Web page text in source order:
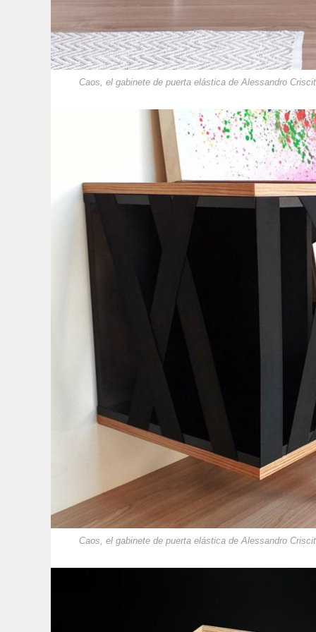
Caos, el gabinete de puerta elástica de Alessandro
Caos, el gabinete de puerta elástica de Alessandro